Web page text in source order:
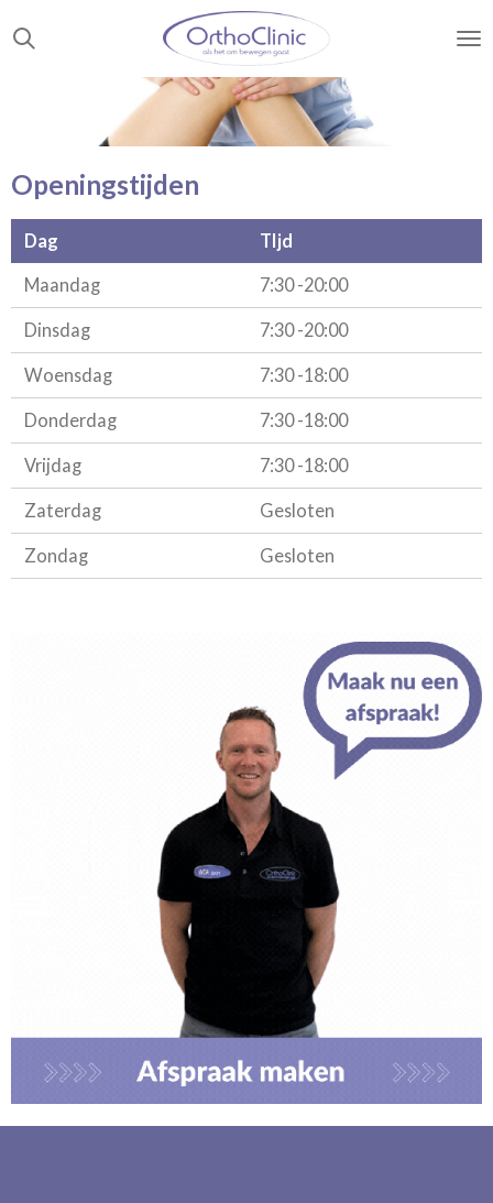
Ga
direct
hoofdinhoud
Openingstijden
Dag TIjd
Maandag 7:30 -20:00
Dinsdag 7:30 -20:00
Woensdag 7:30 -18:00
Donderdag 7:30 -18:00
Vrijdag 7:30 -18:00
Zaterdag Gesloten
Zondag Gesloten